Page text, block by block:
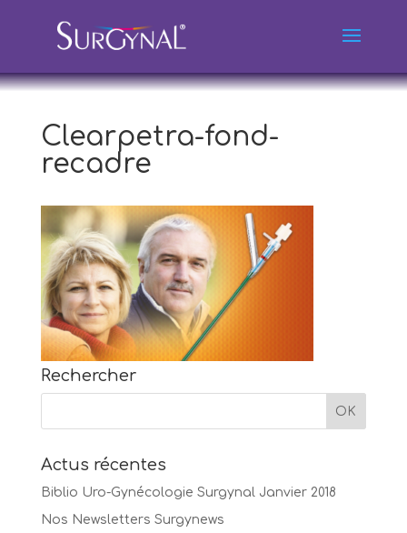
Clearpetra-fond-
recadre
Rechercher
Actus récentes
Biblio Uro-Gynécologie Surgynal Janvier 2018
Nos Newsletters Surgynews